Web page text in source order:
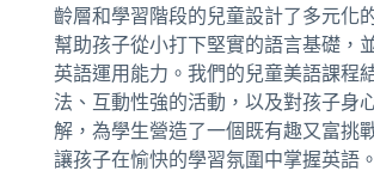
齡層和學習階段的兒童設計了多元化
幫助孩子從小打下堅實的語言基礎，
英語運用能力。我們的兒童美語課程
法、互動性強的活動，以及對孩子身
解，為學生營造了一個既有趣又富挑
讓孩子在愉快的學習氛圍中掌握英語。